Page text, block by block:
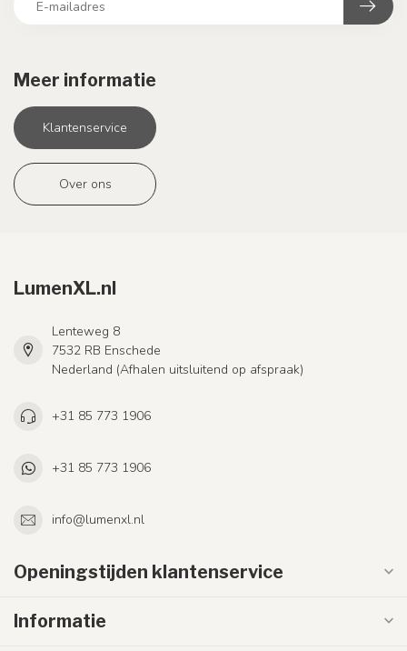
Meer informatie
Klantenservice
Over ons
LumenXL.nl
Lenteweg 8
7532 RB Enschede
Nederland (Afhalen uitsluitend op afspraak)
+31 85 773 1906
+31 85 773 1906
info@lumenxl.nl
Openingstijden klantenservice
Informatie